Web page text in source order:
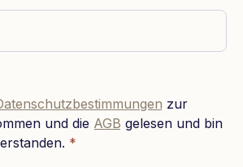
zur
und die AGB gelesen und bin
*